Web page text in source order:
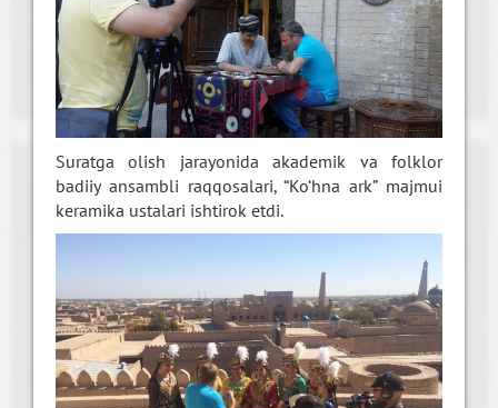
Suratga olish jarayonida akademik va folklor
badiiy ansambli raqqosalari, “Ko‘hna ark” majmui
keramika ustalari ishtirok etdi.